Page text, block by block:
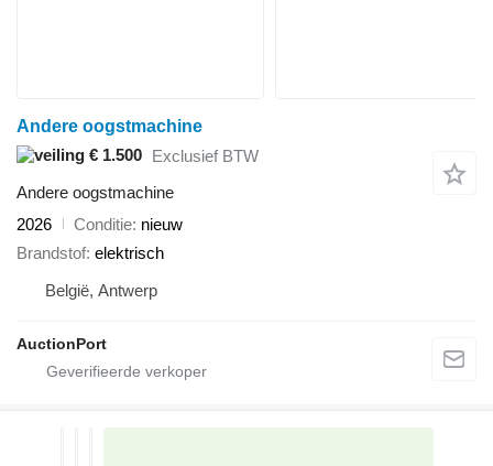
Andere oogstmachine
€ 1.500 Exclusief BTW
Andere oogstmachine
2026
Conditie nieuw
Brandstof elektrisch
België, Antwerp
AuctionPort